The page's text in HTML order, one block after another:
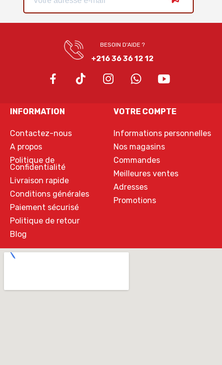
BESOIN D'AIDE ?
+216 36 36 12 12
INFORMATION
Contactez-nous
A propos
Politique de
Confidentialité
Livraison rapide
Conditions générales
Paiement sécurisé
Politique de retour
Blog
VOTRE COMPTE
Informations personnelles
Nos magasins
Commandes
Meilleures ventes
Adresses
Promotions